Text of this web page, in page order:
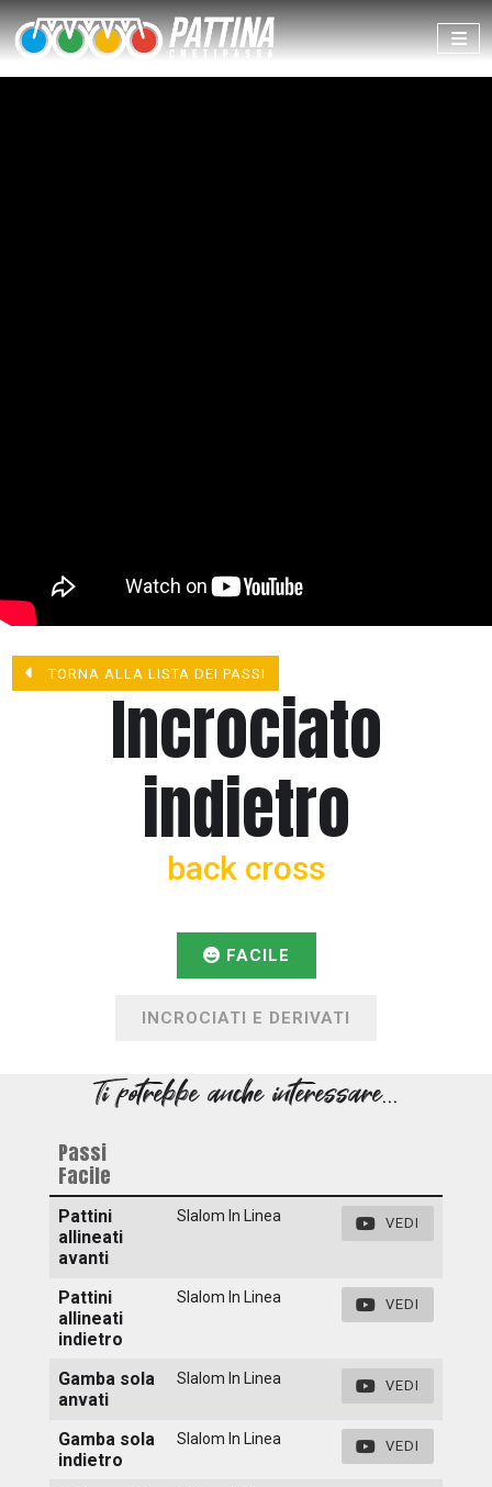
TORNA ALLA LISTA DEI PASSI
Incrociato
indietro
back cross
FACILE
INCROCIATI E DERIVATI
Ti potrebbe anche interessare...
Passi
Facile
Pattini
allineati
avanti
Slalom In Linea VEDI
Pattini
allineati
indietro
Slalom In Linea VEDI
Gamba sola
anvati
Slalom In Linea VEDI
Gamba sola
indietro
Slalom In Linea VEDI